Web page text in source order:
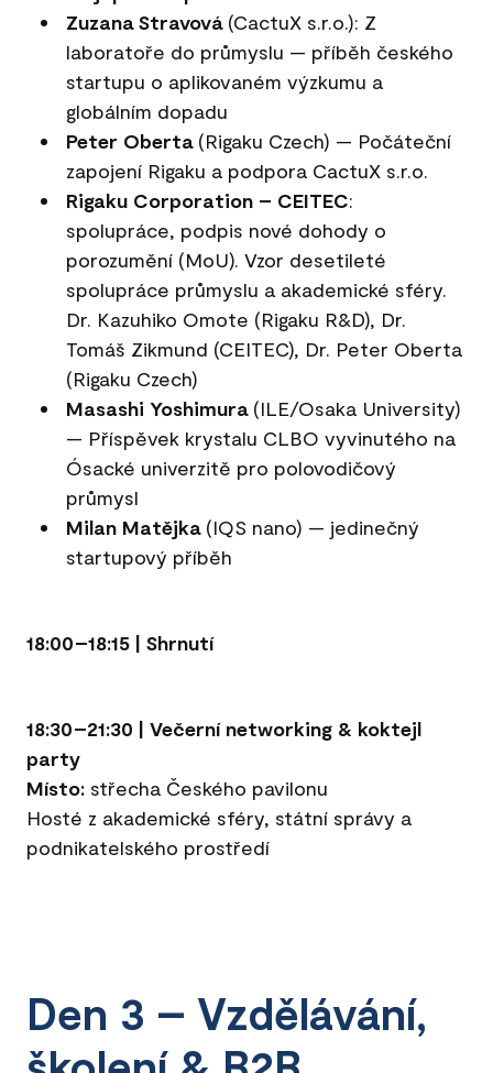
Zuzana Stravová(CactuX s.r.o.): Z
laboratoře do průmyslu — příběh českého
startupu o aplikovaném výzkumu a
globálním dopadu
Peter Oberta(Rigaku Czech) — Počáteční
zapojení Rigaku a podpora CactuX s.r.o.
Rigaku Corporation – CEITEC:
spolupráce, podpis nové dohody o
porozumění (MoU). Vzor desetileté
spolupráce průmyslu a akademické sféry.
Dr. Kazuhiko Omote (Rigaku R&D), Dr.
Tomáš Zikmund (CEITEC), Dr. Peter Oberta
(Rigaku Czech)
Masashi Yoshimura(ILE/Osaka University)
— Příspěvek krystalu CLBO vyvinutého na
Ósacké univerzitě pro polovodičový
průmysl
Milan Matějka(IQS nano) — jedinečný
startupový příběh
18:00–18:15 | Shrnutí
18:30–21:30 | Večerní networking & koktejl
party
Místo: střecha Českého pavilonu
Hosté z akademické sféry, státní správy a
podnikatelského prostředí
Den 3 – Vzdělávání,